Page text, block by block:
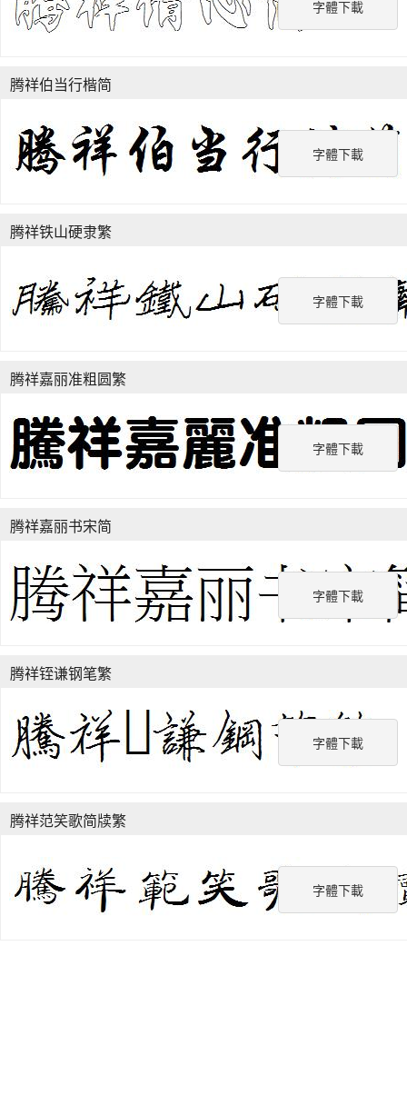
字體下載
字體下載
腾祥伯当行楷简
字體下載
腾祥铁山硬隶繁
字體下載
腾祥嘉丽准粗圆繁
字體下載
腾祥嘉丽书宋简
字體下載
腾祥铚谦钢笔繁
字體下載
腾祥范笑歌简牍繁